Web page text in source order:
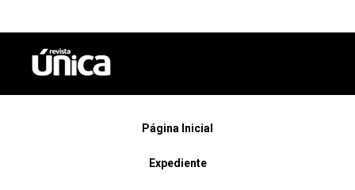
Página Inicial
Expediente